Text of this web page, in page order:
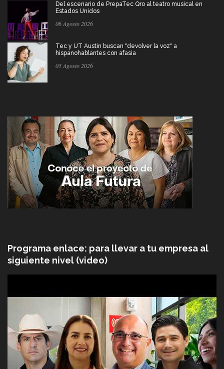
Del escenario de PrepaTec Qro al teatro musical en
Estados Unidos
06 Agosto 2026
Tec y UT Austin buscan "devolver la voz" a
hispanohablantes con afasia
05 Agosto 2026
Programa enlace: para llevar a tu empresa al
siguiente nivel (video)